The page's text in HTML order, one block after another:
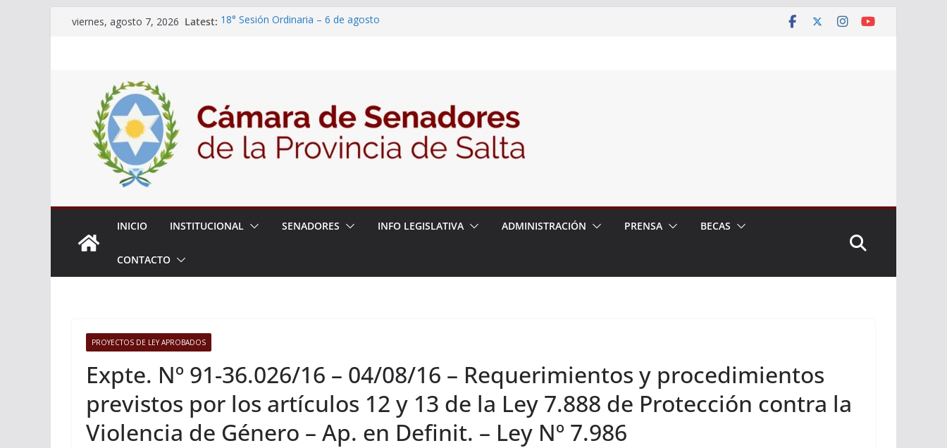
Skipviernes, agosto 7, 2026 Latest: 18° Sesión Ordinaria – 6 de agosto
Expte. Nº 90-34.516/2026 – 06/08/26 – Créase el Ente Salteño
de Protección y Control Vegetal
INICIO INSTITUCIONAL SENADORES INFO LEGISLATIVA ADMINISTRACIÓN PRENSA BECAS
CONTACTO
PROYECTOS DE LEY APROBADOS
Expte. Nº 91-36.026/16 – 04/08/16 – Requerimientos y procedimientos
previstos por los artículos 12 y 13 de la Ley 7.888 de Protección contra la
Violencia de Género – Ap. en Definit. – Ley Nº 7.986